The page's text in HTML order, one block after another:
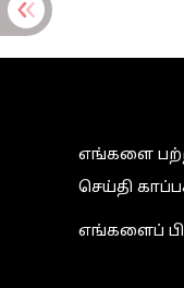
எங்களை
செய்தி
எங்களைப்